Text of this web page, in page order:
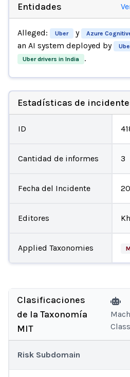
Entidades
Alleged: Uber y Azure
an AI system deployed by
Uber drivers in India .
Estadísticas de
ID
Cantidad de informes 3
Fecha del Incidente
Editores
Applied Taxonomies
Clasificaciones
de la Taxonomía
MIT
Risk Subdomain